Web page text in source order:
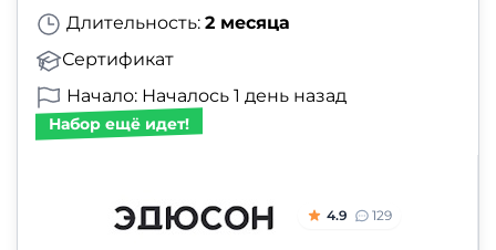
Длительность: 2 месяца
Сертификат
Начало: Началось 1 день назад
Набор ещё идет!
4.9 129
профориентацию